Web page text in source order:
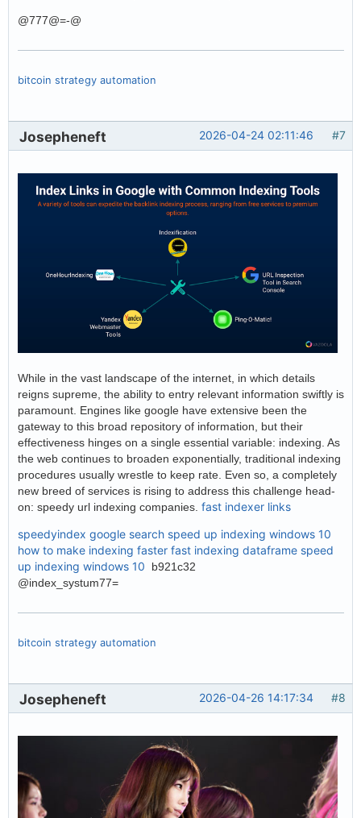
@777@=-@
bitcoin strategy automation
#7
2026-04-24 02:11:46
Josepheneft
While in the vast landscape of the internet, in which details
reigns supreme, the ability to entry relevant information swiftly is
paramount. Engines like google have extensive been the
gateway to this broad repository of information, but their
effectiveness hinges on a single essential variable: indexing. As
the web continues to broaden exponentially, traditional indexing
procedures usually wrestle to keep rate. Even so, a completely
new breed of services is rising to address this challenge head-
on: speedy url indexing companies. fast indexer links
speedyindex google search speed up indexing windows 10
how to make indexing faster fast indexing dataframe speed
up indexing windows 10 b921c32
@index_systum77=
bitcoin strategy automation
#8
2026-04-26 14:17:34
Josepheneft